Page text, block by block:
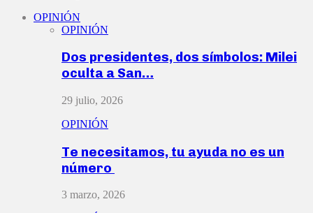
OPINIÓN
OPINIÓN
Dos presidentes, dos símbolos: Milei
oculta a San…
29 julio, 2026
OPINIÓN
Te necesitamos, tu ayuda no es un
número
3 marzo, 2026